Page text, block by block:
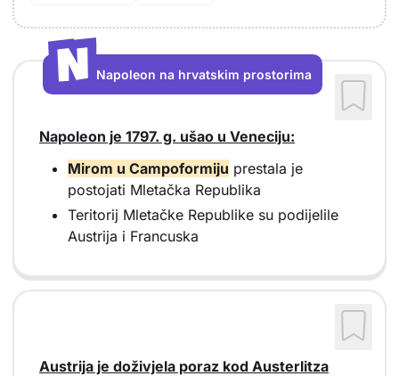
N
N Napoleon na hrvatskim prostorima
Napoleon je 1797. g. ušao u Veneciju:
Mirom u Campoformiju prestala je
postojati Mletačka Republika
Teritorij Mletačke Republike su podijelile
Austrija i Francuska
Austrija je doživjela poraz kod Austerlitza